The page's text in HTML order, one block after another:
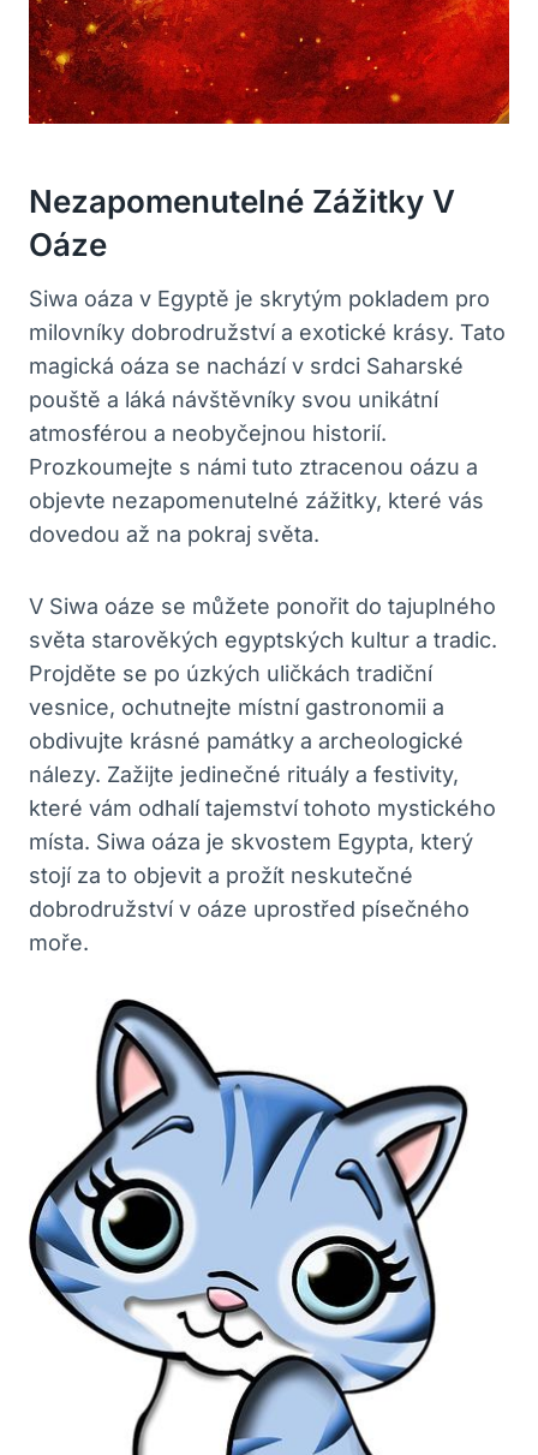
Nezapomenutelné Zážitky V
Oáze
Siwa oáza v Egyptě je skrytým pokladem pro
milovníky dobrodružství a exotické krásy. Tato
magická oáza se nachází v srdci Saharské
pouště a láká návštěvníky svou unikátní
atmosférou a neobyčejnou historií.
Prozkoumejte s námi tuto ztracenou oázu a
objevte nezapomenutelné zážitky, které vás
dovedou až na pokraj světa.
V Siwa oáze se můžete ponořit do tajuplného
světa starověkých egyptských kultur a tradic.
Projděte se po úzkých uličkách tradiční
vesnice, ochutnejte místní gastronomii a
obdivujte krásné památky a archeologické
nálezy. Zažijte jedinečné rituály a festivity,
které vám odhalí tajemství tohoto mystického
místa. Siwa oáza je skvostem Egypta, který
stojí za to objevit a prožít neskutečné
dobrodružství v oáze uprostřed písečného
moře.